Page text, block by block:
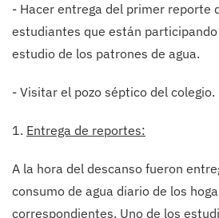
- Hacer entrega del primer reporte
estudiantes que están
estudio de los patrones de agua.
- Visitar el pozo séptico del colegio.
1. Entrega de reportes:
A la hora del descanso fueron
consumo de agua diario de los
correspondientes. Uno de los